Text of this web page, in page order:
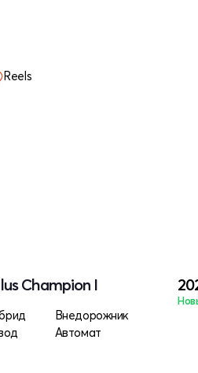
Reels
Champion I
Внедорожник
Автомат